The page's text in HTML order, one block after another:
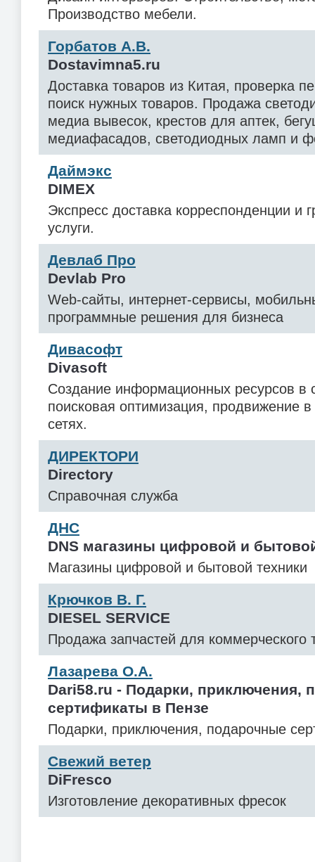
Производство мебели.
Горбатов А.В.
Dostavimna5.ru
Доставка товаров из Китая, проверка
поиск нужных товаров. Продажа
медиа вывесок, крестов для аптек,
медиафасадов, светодиодных ламп и
Даймэкс
DIMEX
Экспресс доставка корреспонденции и
услуги.
Девлаб Про
Devlab Pro
Web-сайты, интернет-сервисы,
программные решения для бизнеса
Дивасофт
Divasoft
Создание информационных ресурсов в
поисковая оптимизация, продвижение
сетях.
ДИРЕКТОРИ
Directory
Справочная служба
ДНС
DNS магазины цифровой и
Магазины цифровой и бытовой техники
Крючков В. Г.
DIESEL SERVICE
Продажа запчастей для коммерческого
Лазарева О.А.
Dari58.ru - Подарки, приключения,
сертификаты в Пензе
Подарки, приключения, подарочные
Свежий ветер
DiFresco
Изготовление декоративных фресок